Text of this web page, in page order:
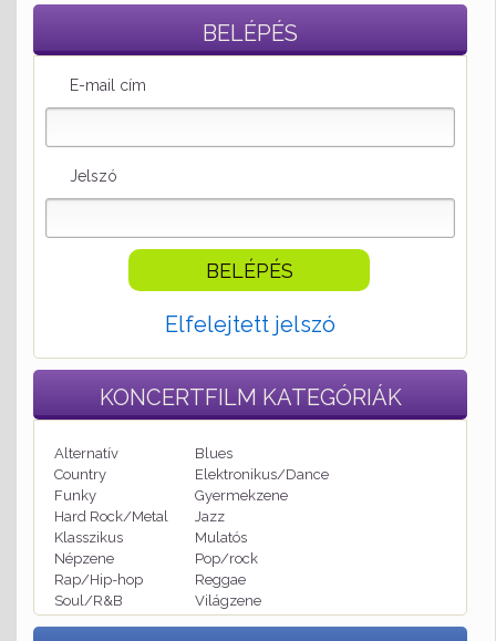
BELÉPÉS
E-mail cím
Jelszó
Elfelejtett jelszó
KONCERTFILM KATEGÓRIÁK
Alternatív
Blues
Country
Elektronikus/Dance
Funky
Gyermekzene
Hard Rock/Metal
Jazz
Klasszikus
Mulatós
Népzene
Pop/rock
Rap/Hip-hop
Reggae
Soul/R&B
Világzene